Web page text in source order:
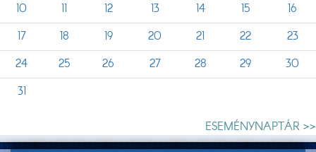
10
11 12 13 14 15
16
17
18 19 20 21 22
23
24
25 26 27 28 29
30
31
ESEMÉNYNAPTÁR >>